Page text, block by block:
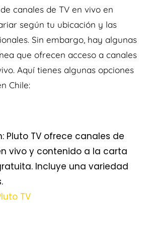
canales de TV en vivo en
según tu ubicación y las
Sin embargo, hay algunas
que ofrecen acceso a canales
Aquí tienes algunas opciones
Chile:
Pluto TV ofrece canales de
vivo y contenido a la carta
Incluye una variedad
TV